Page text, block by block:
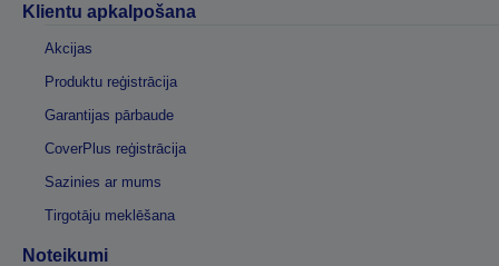
Klientu apkalpošana
Akcijas
Produktu reģistrācija
Garantijas pārbaude
CoverPlus reģistrācija
Sazinies ar mums
Tirgotāju meklēšana
Noteikumi